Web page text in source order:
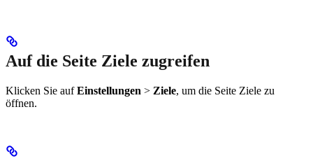
Auf die Seite Ziele zugreifen
Klicken Sie aufEinstellungen > Ziele, um die Seite Ziele zu
öffnen.